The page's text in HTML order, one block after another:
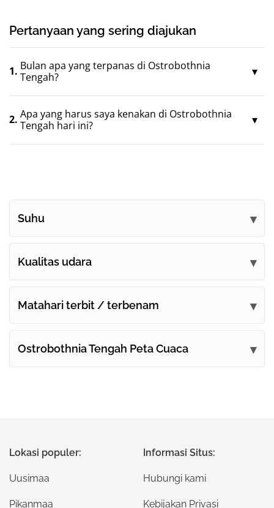
Pertanyaan yang sering diajukan
1. Bulan apa yang terpanas di Ostrobothnia
Tengah?
2. Apa yang harus saya kenakan di Ostrobothnia
Tengah hari ini?
Suhu
Kualitas udara
Matahari terbit / terbenam
Ostrobothnia Tengah Peta Cuaca
Lokasi populer:
Uusimaa
Pikanmaa
Informasi Situs:
Hubungi kami
Kebijakan Privasi